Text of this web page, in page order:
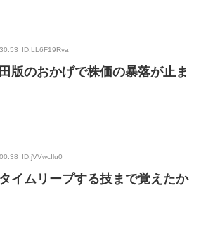
ID:LL6F19Rva
版のおかげで株価の暴落が止ま
ID:jVVwcIlu0
イムリープする技まで覚えたか